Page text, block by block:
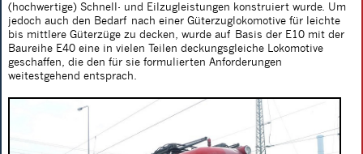
(hochwertige) Schnell- und Eilzugleistungen konstruiert wurde. Um
jedoch auch den Bedarf nach einer Güterzuglokomotive für leichte
bis mittlere Güterzüge zu decken, wurde auf Basis der E10 mit der
Baureihe E40 eine in vielen Teilen deckungsgleiche Lokomotive
geschaffen, die den für sie formulierten Anforderungen
weitestgehend entsprach.